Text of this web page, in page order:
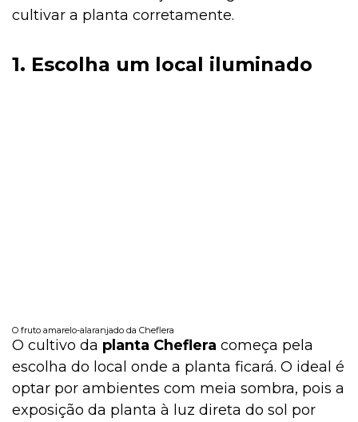
cultivar a planta corretamente.
1. Escolha um local iluminado
O fruto amarelo-alaranjado da Cheflera
O cultivo da planta Cheflera começa pela
escolha do local onde a planta ficará. O ideal é
optar por ambientes com meia sombra, pois a
exposição da planta à luz direta do sol por